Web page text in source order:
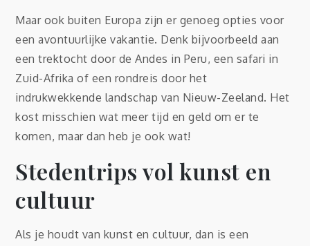
Maar ook buiten Europa zijn er genoeg opties voor
een avontuurlijke vakantie. Denk bijvoorbeeld aan
een trektocht door de Andes in Peru, een safari in
Zuid-Afrika of een rondreis door het
indrukwekkende landschap van Nieuw-Zeeland. Het
kost misschien wat meer tijd en geld om er te
komen, maar dan heb je ook wat!
Stedentrips vol kunst en
cultuur
Als je houdt van kunst en cultuur, dan is een